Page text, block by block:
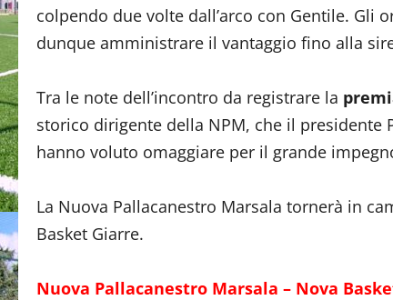
colpendo due volte dall’arco con Gentile.
dunque amministrare il vantaggio fino alla
Tra le note dell’incontro da registrare la
storico dirigente della NPM, che il presidente
hanno voluto omaggiare per il grande
La Nuova Pallacanestro Marsala tornerà in
Basket Giarre.
Nuova Pallacanestro Marsala – Nova